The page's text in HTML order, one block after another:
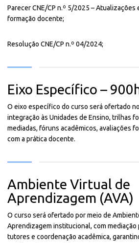
Parecer CNE/CP n.º 5/2025 –
formação docente;
Resolução CNE/CP n.º 04/2024;
Eixo Específico –
O eixo específico do curso será ofertado
integração às Unidades de Ensino, trilhas
mediadas, fóruns acadêmicos, avaliações
com a prática docente.
Ambiente Virtual de
Aprendizagem (AVA)
O curso será ofertado por meio de
Aprendizagem institucional, com mediação
tutores e coordenação acadêmica,